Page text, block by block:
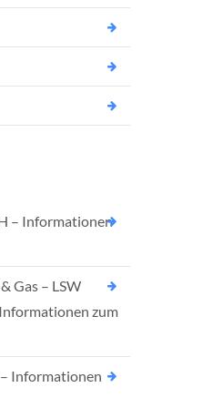
– Informationen
Gas – LSW
zum
Informationen